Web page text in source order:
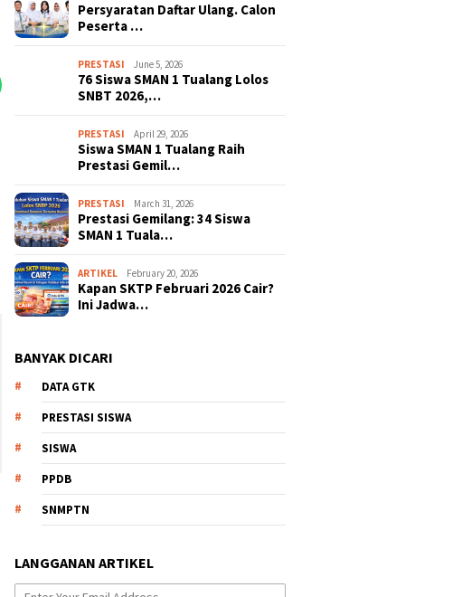
Persyaratan Daftar Ulang. Calon
Peserta …
PRESTASI June 5, 2026
76 Siswa SMAN 1 Tualang Lolos
SNBT 2026,…
PRESTASI April 29, 2026
Siswa SMAN 1 Tualang Raih
Prestasi Gemil…
PRESTASI March 31, 2026
Prestasi Gemilang: 34 Siswa
SMAN 1 Tuala…
ARTIKEL February 20, 2026
Kapan SKTP Februari 2026 Cair?
Ini Jadwa…
BANYAK DICARI
DATA GTK
PRESTASI SISWA
SISWA
PPDB
SNMPTN
LANGGANAN ARTIKEL